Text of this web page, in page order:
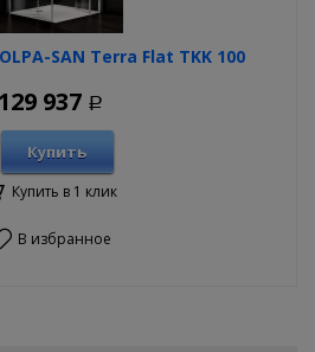
SAN Terra Flat TKK 100
129 937 Р
Купить
Купить в 1 клик
В избранное